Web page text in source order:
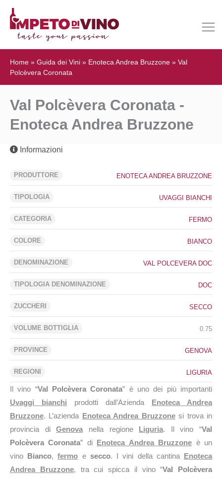
Home » Guida dei Vini » Enoteca Andrea Bruzzone » Val
Polcèvera Coronata
Val Polcèvera Coronata -
Enoteca Andrea Bruzzone
Informazioni
PRODUTTORE ENOTECA ANDREA BRUZZONE
TIPOLOGIA UVAGGI BIANCHI
CATEGORIA FERMO
COLORE BIANCO
DENOMINAZIONE VAL POLCEVERA DOC
TIPOLOGIA DENOMINAZIONE DOC
ZUCCHERI SECCO
VOLUME BOTTIGLIA 0.75
PROVINCE GENOVA
REGIONI LIGURIA
Il vino “Val Polcèvera Coronata” è uno dei più importanti
Uvaggi bianchi prodotti dall’Azienda Enoteca Andrea
Bruzzone. L’azienda Enoteca Andrea Bruzzonesi trova in
provincia diGenova nella regione Liguria. Il vino “Val
Polcèvera Coronata” di Enoteca Andrea Bruzzone è un
vino Bianco,fermo e secco. I vini della cantina Enoteca
Andrea Bruzzone, tra cui spicca il vino “Val Polcèvera